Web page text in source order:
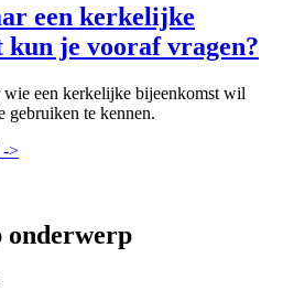
een kerkelijke
je vooraf vragen?
een kerkelijke bijeenkomst wil
gebruiken te kennen.
->
onderwerp